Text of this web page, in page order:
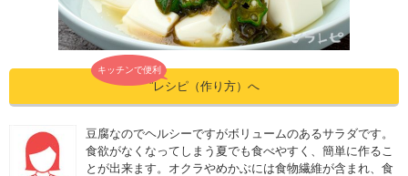
キッチンで便利
”レシピ（作り方）へ
豆腐なのでヘルシーですがボリュームのあるサラダです。
食欲がなくなってしまう夏でも食べやすく、簡単に作るこ
とが出来ます。オクラやめかぶには食物繊維が含まれ、食